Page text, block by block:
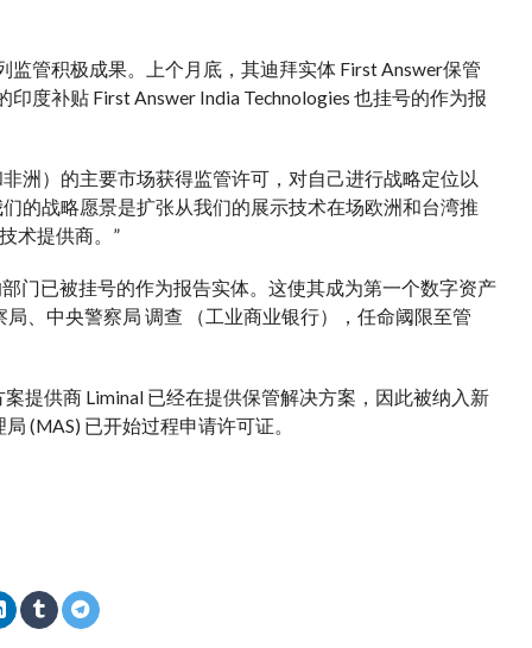
监管积极成果。上个月底，其迪拜实体 First Answer保管
印度补贴 First Answer India Technologies 也挂号的作为报
洲）的主要市场获得监管许可，对自己进行战略定位以
的战略愿景是扩张从我们的展示技术在场欧洲和台湾推
术提供商。”
门已被挂号的作为报告实体。这使其成为第一个数字资产
局、中央警察局 调查 （工业商业银行） ， 任命阈限至管
案提供商 Liminal 已经在提供保管解决方案，因此被纳入新
(MAS) 已开始过程申请许可证。